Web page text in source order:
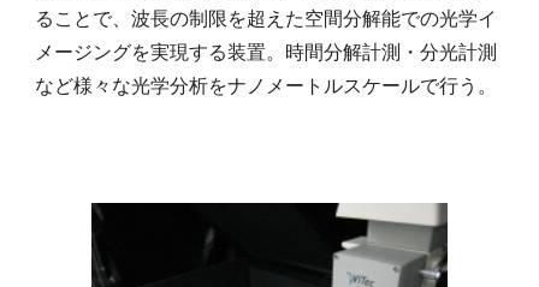
ることで、波長の制限を超えた空間分解能での光学イ
メージングを実現する装置。時間分解計測・分光計測
など様々な光学分析をナノメートルスケールで行う。